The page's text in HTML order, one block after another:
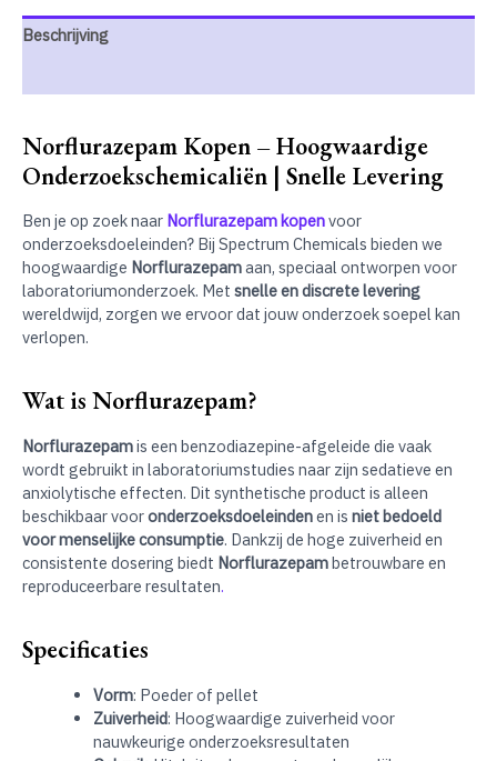
Beschrijving
Norflurazepam Kopen – Hoogwaardige
Onderzoekschemicaliën | Snelle Levering
Ben je op zoek naar Norflurazepam kopenvoor
onderzoeksdoeleinden? Bij Spectrum Chemicals bieden we
hoogwaardige Norflurazepamaan, speciaal ontworpen voor
laboratoriumonderzoek. Met snelle en discrete levering
wereldwijd, zorgen we ervoor dat jouw onderzoek soepel kan
verlopen.
Wat is Norflurazepam?
Norflurazepamis een benzodiazepine-afgeleide die vaak
wordt gebruikt in laboratoriumstudies naar zijn sedatieve en
anxiolytische effecten. Dit synthetische product is alleen
beschikbaar vooronderzoeksdoeleindenen is niet bedoeld
voor menselijke consumptie. Dankzij de hoge zuiverheid en
consistente dosering biedt Norflurazepambetrouwbare en
reproduceerbare resultaten.
Specificaties
Vorm: Poeder of pellet
Zuiverheid: Hoogwaardige zuiverheid voor
nauwkeurige onderzoeksresultaten